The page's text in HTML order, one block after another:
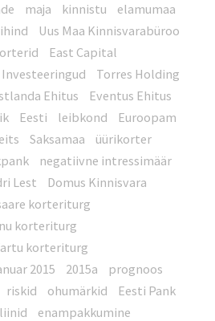
maja kinnistu
elamumaa
Uus Maa Kinnisvarabüroo
East Capital
Investeeringud
Torres Holding
Ehitus
Eventus Ehitus
Eesti leibkond
Euroopam
Saksamaa
üürikorter
negatiivne intressimäär
Lest
Domus Kinnisvara
korteriturg
korteriturg
korteriturg
2015 2015a
prognoos
riskid ohumärkid
Eesti Pank
enampakkumine